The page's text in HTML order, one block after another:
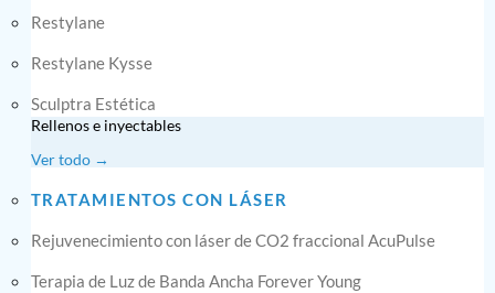
Restylane
Restylane Kysse
Sculptra Estética
Rellenos e inyectables
Ver todo →
TRATAMIENTOS CON LÁSER
Rejuvenecimiento con láser de CO2 fraccional AcuPulse
Terapia de Luz de Banda Ancha Forever Young